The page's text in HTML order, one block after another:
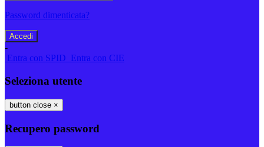
Password dimenticata?
-
Entra con SPID Entra con CIE
Seleziona utente
button close ×
Recupero password